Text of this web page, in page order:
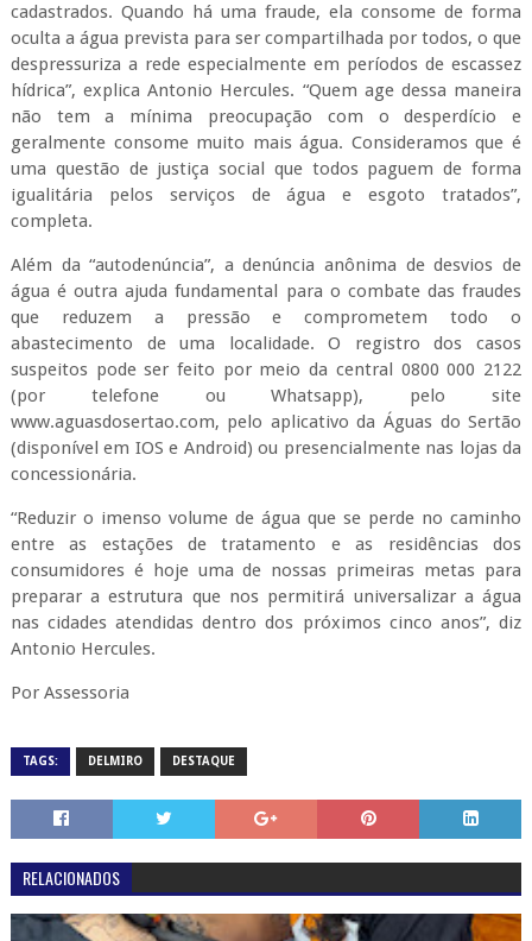
cadastrados. Quando há uma fraude, ela consome de forma
oculta a água prevista para ser compartilhada por todos, o que
despressuriza a rede especialmente em períodos de escassez
hídrica”, explica Antonio Hercules. “Quem age dessa maneira
não tem a mínima preocupação com o desperdício e
geralmente consome muito mais água. Consideramos que é
uma questão de justiça social que todos paguem de forma
igualitária pelos serviços de água e esgoto tratados”,
completa.
Além da “autodenúncia”, a denúncia anônima de desvios de
água é outra ajuda fundamental para o combate das fraudes
que reduzem a pressão e comprometem todo o
abastecimento de uma localidade. O registro dos casos
suspeitos pode ser feito por meio da central 0800 000 2122
(por telefone ou Whatsapp), pelo site
www.aguasdosertao.com, pelo aplicativo da Águas do Sertão
(disponível em IOS e Android) ou presencialmente nas lojas da
concessionária.
“Reduzir o imenso volume de água que se perde no caminho
entre as estações de tratamento e as residências dos
consumidores é hoje uma de nossas primeiras metas para
preparar a estrutura que nos permitirá universalizar a água
nas cidades atendidas dentro dos próximos cinco anos”, diz
Antonio Hercules.
Por Assessoria
TAGS: DELMIRO DESTAQUE
RELACIONADOS